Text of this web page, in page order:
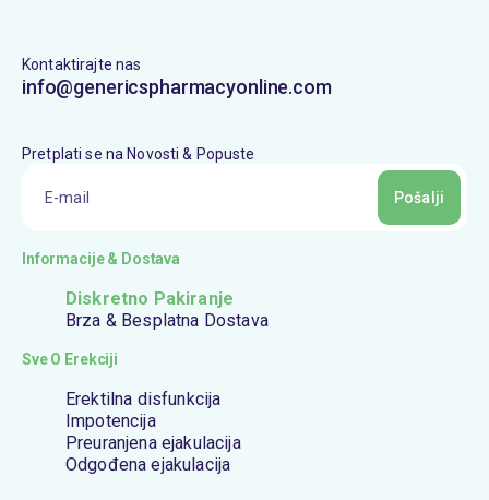
Kontaktirajte nas
info@genericspharmacyonline.com
Pretplati se na Novosti & Popuste
Pošalji
Informacije & Dostava
Diskretno Pakiranje
Brza & Besplatna Dostava
Sve O Erekciji
Erektilna disfunkcija
Impotencija
Preuranjena ejakulacija
Odgođena ejakulacija